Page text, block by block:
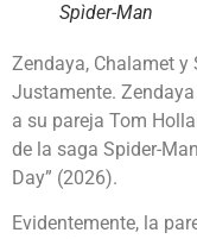
Spìder-Man
Zendaya, Chalamet y
Justamente.
a su pareja Tom
de la saga Spider-
Day” (2026).
Evidentemente, la